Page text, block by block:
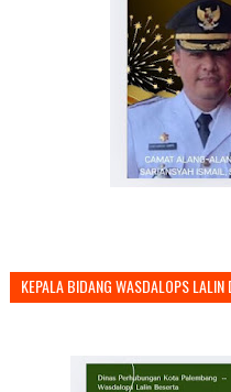
KEPALA BIDANG WASDALOPS